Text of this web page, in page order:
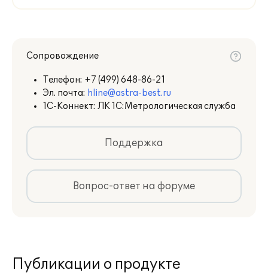
Сопровождение
Телефон: +7 (499) 648-86-21
Эл. почта: hline@astra-best.ru
1С-Коннект: ЛК 1С:Метрологическая служба
Поддержка
Вопрос-ответ на форуме
Публикации о продукте